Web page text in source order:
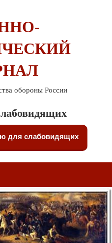
обороны России
для слабовидящих